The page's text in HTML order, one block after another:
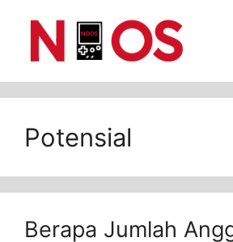
Potensial
Berapa Jumlah